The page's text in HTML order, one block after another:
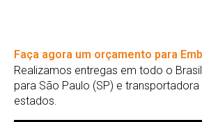
Faça agora um orçamento para
Realizamos entregas em todo o
para São Paulo (SP) e
estados.